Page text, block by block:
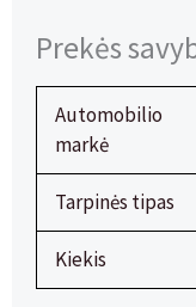
Prekės
Automobilio
markė
Tarpinės tipas
Kiekis